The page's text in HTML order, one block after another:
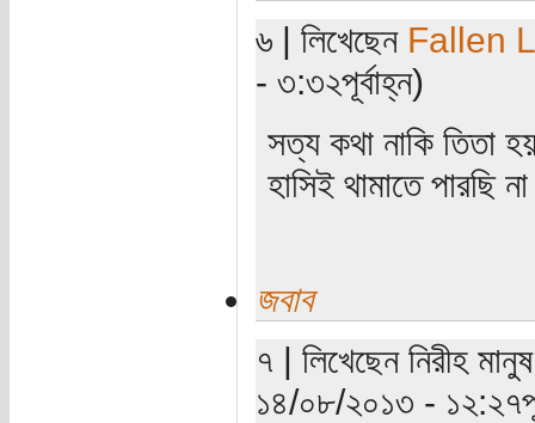
৬ | লিখেছেন Fallen
- ৩:৩২পূর্বাহ্ন)
সত্য কথা নাকি তিতা
হাসিই থামাতে পারছি
জবাব
৭ | লিখেছেন নিরীহ
১৪/০৮/২০১৩ -